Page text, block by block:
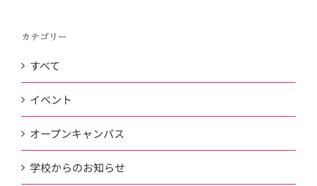
カテゴリー
すべて
イベント
オープンキャンパス
学校からのお知らせ